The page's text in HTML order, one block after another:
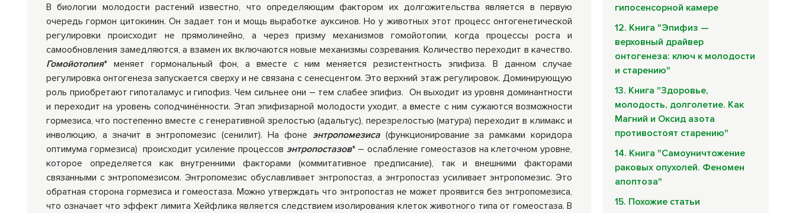
В биологии молодости растений известно, что определяющим фактором их долгожительства является в первую
очередь гормон цитокинин. Он задает тон и мощь выработке ауксинов. Но у животных этот процесс онтогенетической
регулировки происходит не прямолинейно, а через призму механизмов гомойотопии, когда процессы роста и
самообновления замедляются, а взамен их включаются новые механизмы созревания. Количество переходит в качество.
Гомойотопия* меняет гормональный фон, а вместе с ним меняется резистентность эпифиза. В данном случае
регулировка онтогенеза запускается сверху и не связана с сенесцентом. Это верхний этаж регулировок. Доминирующую
роль приобретают гипоталамус и гипофиз. Чем сильнее они – тем слабее эпифиз. Он выходит из уровня доминантности
и переходит на уровень соподчинённости. Этап эпифизарной молодости уходит, а вместе с ним сужаются возможности
гормезиса, что постепенно вместе с генеративной зрелостью (адальтус), перезрелостью (матура) переходит в климакс и
инволюцию, а значит в энтропомезис (сенилит). На фоне энтропомезиса(функционирование за рамками коридора
оптимума гормезиса) происходит усиление процессов энтропостазов* – ослабление гомеостазов на клеточном уровне,
которое определяется как внутренними факторами (коммитативное предписание), так и внешними факторами
связанными с энтропомезисом. Энтропомезис обуславливает энтропостаз, а энтропостаз усиливает энтропомезис. Это
обратная сторона гормезиса и гомеостаза. Можно утверждать что энтропостаз не может проявится без энтропомезиса,
что означает что эффект лимита Хейфлика является следствием изолирования клеток животного типа от гомеостаза. В
гипосенсорной камере
12. Книга "Эпифиз —
верховный драйвер
онтогенеза: ключ к молодости
и старению"
13. Книга "Здоровье,
молодость, долголетие. Как
Магний и Оксид азота
противостоят старению"
14. Книга "Самоуничтожение
раковых опухолей. Феномен
апоптоза"
15. Похожие статьи